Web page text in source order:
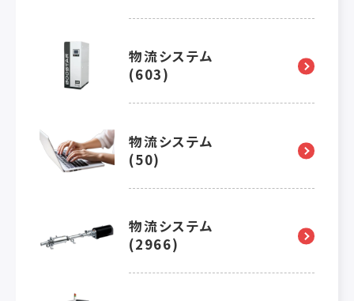
物流システム
(603)
物流システム
(50)
物流システム
(2966)